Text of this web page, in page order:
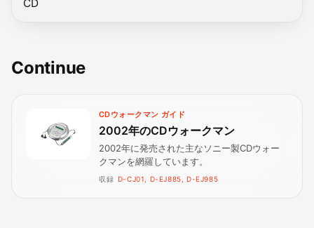
CD
Continue
CDウォークマン ガイド
2002年のCDウォークマン
2002年に発売された主なソニー製CDウォー
クマンを網羅しています。
収録 D-CJ01, D-EJ885, D-EJ985